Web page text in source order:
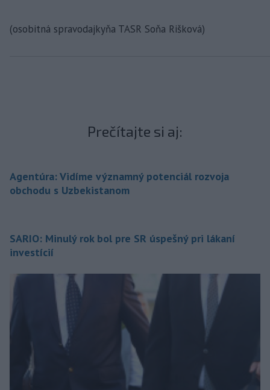
(osobitná spravodajkyňa TASR Soňa Rišková)
Prečítajte si aj:
Agentúra: Vidíme významný potenciál rozvoja
obchodu s Uzbekistanom
SARIO: Minulý rok bol pre SR úspešný pri lákaní
investícií